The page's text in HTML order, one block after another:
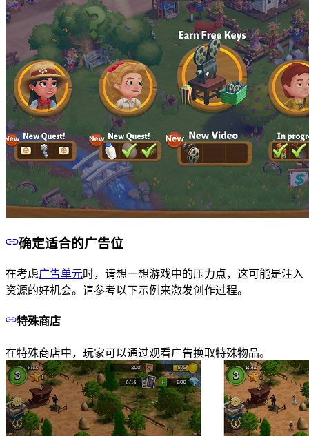
确定适合的广告位
在考虑广告单元时，请想一想游戏中的压力点，这可能是注入
资源的好机会。请参考以下示例来激发创作过程。
特殊商店
在特殊商店中，玩家可以通过观看广告换取特殊物品。